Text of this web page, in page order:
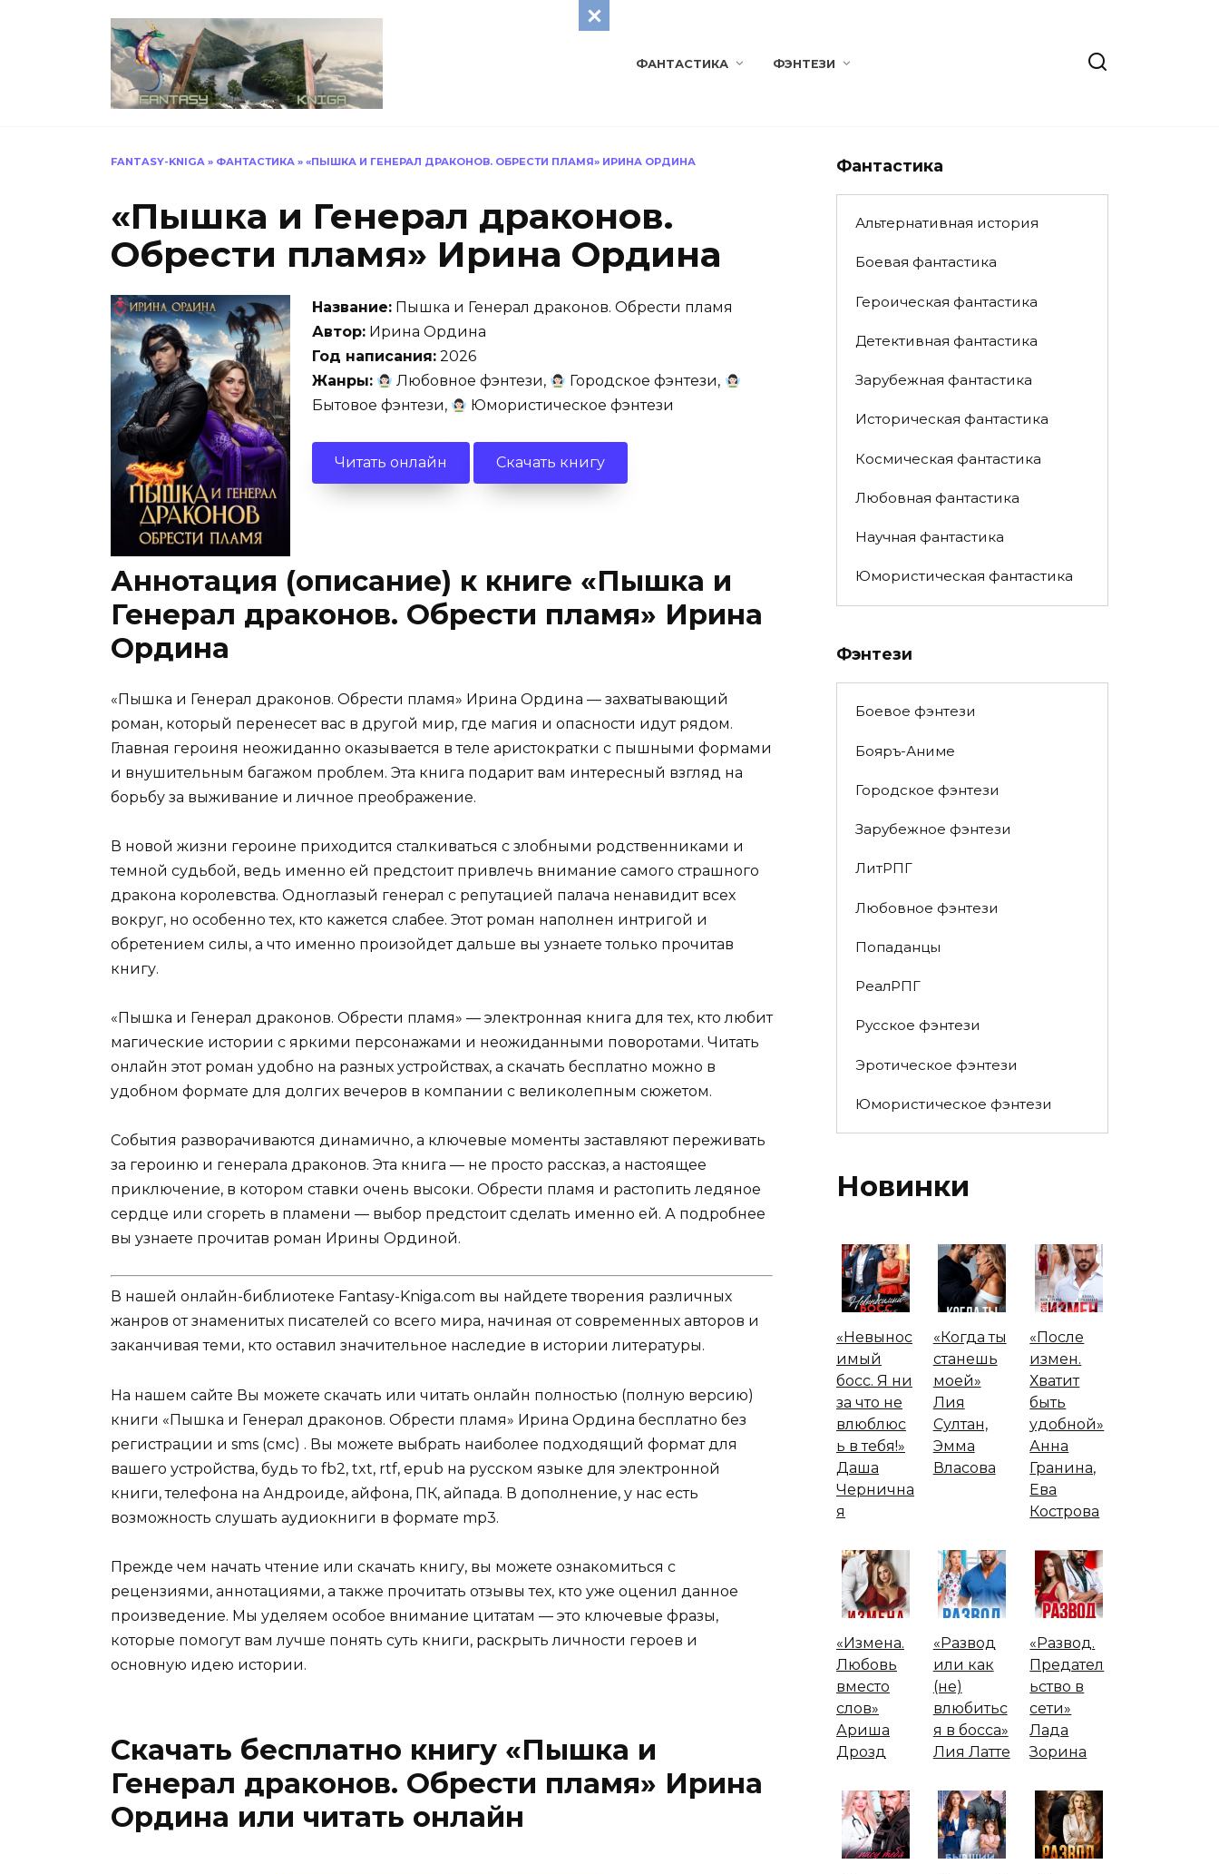
ФАНТАСТИКА ФЭНТЕЗИ
FANTASY-KNIGA » ФАНТАСТИКА » «ПЫШКА И ГЕНЕРАЛ ДРАКОНОВ. ОБРЕСТИ ПЛАМЯ» ИРИНА ОРДИНА
«Пышка и Генерал драконов.
Обрести пламя» Ирина Ордина
Название: Пышка и Генерал драконов. Обрести пламя
Автор: Ирина Ордина
Год написания: 2026
Жанры:
Любовное фэнтези,
Городское фэнтези,
Бытовое фэнтези,
Юмористическое фэнтези
Читать онлайн Скачать книгу
Аннотация (описание) к книге «Пышка и
Генерал драконов. Обрести пламя» Ирина
Ордина
«Пышка и Генерал драконов. Обрести пламя» Ирина Ордина — захватывающий
роман, который перенесет вас в другой мир, где магия и опасности идут рядом.
Главная героиня неожиданно оказывается в теле аристократки с пышными формами
и внушительным багажом проблем. Эта книга подарит вам интересный взгляд на
борьбу за выживание и личное преображение.
В новой жизни героине приходится сталкиваться с злобными родственниками и
темной судьбой, ведь именно ей предстоит привлечь внимание самого страшного
дракона королевства. Одноглазый генерал с репутацией палача ненавидит всех
вокруг, но особенно тех, кто кажется слабее. Этот роман наполнен интригой и
обретением силы, а что именно произойдет дальше вы узнаете только прочитав
книгу.
«Пышка и Генерал драконов. Обрести пламя» — электронная книга для тех, кто любит
магические истории с яркими персонажами и неожиданными поворотами. Читать
онлайн этот роман удобно на разных устройствах, а скачать бесплатно можно в
удобном формате для долгих вечеров в компании с великолепным сюжетом.
События разворачиваются динамично, а ключевые моменты заставляют переживать
за героиню и генерала драконов. Эта книга — не просто рассказ, а настоящее
приключение, в котором ставки очень высоки. Обрести пламя и растопить ледяное
сердце или сгореть в пламени — выбор предстоит сделать именно ей. А подробнее
вы узнаете прочитав роман Ирины Ординой.
В нашей онлайн-библиотеке Fantasy-Kniga.com вы найдете творения различных
жанров от знаменитых писателей со всего мира, начиная от современных авторов и
заканчивая теми, кто оставил значительное наследие в истории литературы.
На нашем сайте Вы можете скачать или читать онлайн полностью (полную версию)
книги «Пышка и Генерал драконов. Обрести пламя» Ирина Ордина бесплатно без
регистрации и sms (смс) . Вы можете выбрать наиболее подходящий формат для
вашего устройства, будь то fb2, txt, rtf, epub на русском языке для электронной
книги, телефона на Андроиде, айфона, ПК, айпада. В дополнение, у нас есть
возможность слушать аудиокниги в формате mp3.
Прежде чем начать чтение или скачать книгу, вы можете ознакомиться с
рецензиями, аннотациями, а также прочитать отзывы тех, кто уже оценил данное
произведение. Мы уделяем особое внимание цитатам — это ключевые фразы,
которые помогут вам лучше понять суть книги, раскрыть личности героев и
основную идею истории.
Скачать бесплатно книгу «Пышка и
Генерал драконов. Обрести пламя» Ирина
Ордина или читать онлайн
Фантастика
Альтернативная история
Боевая фантастика
Героическая фантастика
Детективная фантастика
Зарубежная фантастика
Историческая фантастика
Космическая фантастика
Любовная фантастика
Научная фантастика
Юмористическая фантастика
Фэнтези
Боевое фэнтези
Бояръ-Аниме
Городское фэнтези
Зарубежное фэнтези
ЛитРПГ
Любовное фэнтези
Попаданцы
РеалРПГ
Русское фэнтези
Эротическое фэнтези
Юмористическое фэнтези
Новинки
«Невынос
имый
босс. Я ни
за что не
влюблюс
ь в тебя!»
Даша
Чернична
я
«Когда ты
станешь
моей»
Лия
Султан,
Эмма
Власова
«После
измен.
Хватит
быть
удобной»
Анна
Гранина,
Ева
Кострова
«Измена.
Любовь
вместо
слов»
Ариша
Дрозд
«Развод
или как
(не)
влюбитьс
я в босса»
Лия Латте
«Развод.
Предател
ьство в
сети»
Лада
Зорина